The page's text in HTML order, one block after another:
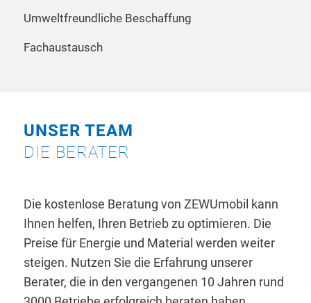
Umweltfreundliche Beschaffung
Fachaustausch
UNSER TEAM
DIE BERATER
Die kostenlose Beratung von ZEWUmobil kann
Ihnen helfen, Ihren Betrieb zu optimieren. Die
Preise für Energie und Material werden weiter
steigen. Nutzen Sie die Erfahrung unserer
Berater, die in den vergangenen 10 Jahren rund